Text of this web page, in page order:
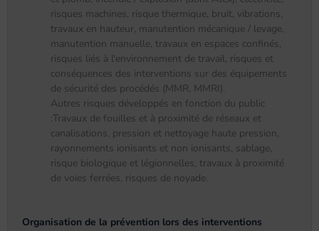
risques machines, risque thermique, bruit, vibrations,
travaux en hauteur, manutention mécanique / levage,
manutention manuelle, travaux en espaces confinés,
risques liés à l'environnement de travail, risques et
conséquences des interventions sur des équipements
de sécurité des procédés (MMR, MMRI).
Autres risques développés en fonction du public
:Travaux de fouilles et à proximité de réseaux et
canalisations, pression et nettoyage haute pression,
rayonnements ionisants et non ionisants, sablage,
risque biologique et légionnelles, travaux à proximité
de voies ferrées, risques de noyade.
Organisation de la prévention lors des interventions